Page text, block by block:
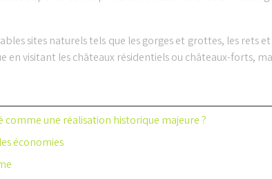
sites naturels tels que les gorges et grottes, les
visitant les châteaux résidentiels ou châteaux-forts,
comme une réalisation historique majeure ?
économies